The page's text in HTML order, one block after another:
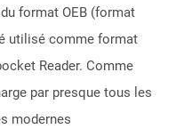
format OEB (format
utilisé comme format
Reader. Comme
par presque tous les
modernes